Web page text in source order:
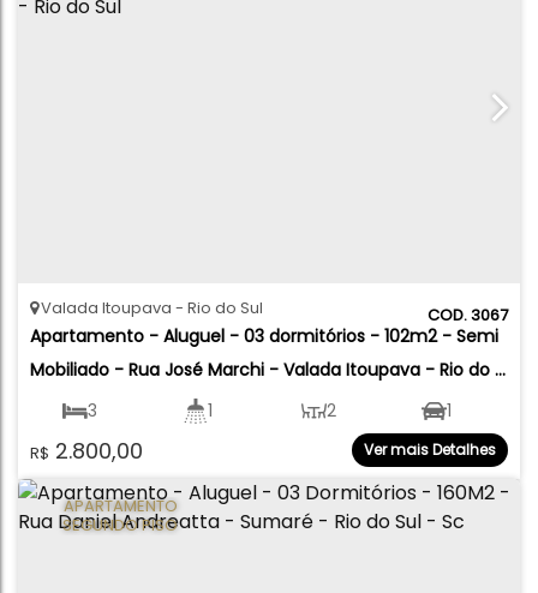
3067
Apartamento - Aluguel - 03 dormitórios - 102m2 - Semi
Mobiliado - Rua José Marchi - Valada Itoupava - Rio do
R$ 2.800,00
Valada Itoupava Rio do Sul
3 1
100.00m²
2 1
Ver mais Detalhes
APARTAMENTO
SEGUNDO PISO